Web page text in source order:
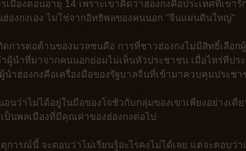
เมืองตอนอายุ 14 เพราะเขาคิดว่าฮ่องกงคือประเทศที่เขา
องกงเอง ไม่ใช่จากอิทธิพลของคนนอก "จีนแผ่นดินใหญ่"
การต่อต้านของมวลชนคือ การที่ชาวฮ่องกงไม่มีสิทธิ์เลือก
ผู้นำที่มาจากคนนอกย่อมไม่เห็นหัวประชาชน เมื่อไหร่ที่ป
ำฮ่องกงคือเครื่องมือของรัฐบาลจีนที่เข้ามาควบคุมประชา
นว่าไม่ได้อยู่ในมือของโจชัวกับกลุ่มของเขาเพียงอย่างเดี
ป็นพลเมืองที่มีคุณค่าของฮ่องกงต่อไป
การณ์นี้ จะตอบว่าไม่เรียนรู้อะไรคงไม่ได้เลย แต่จะตอบว่า